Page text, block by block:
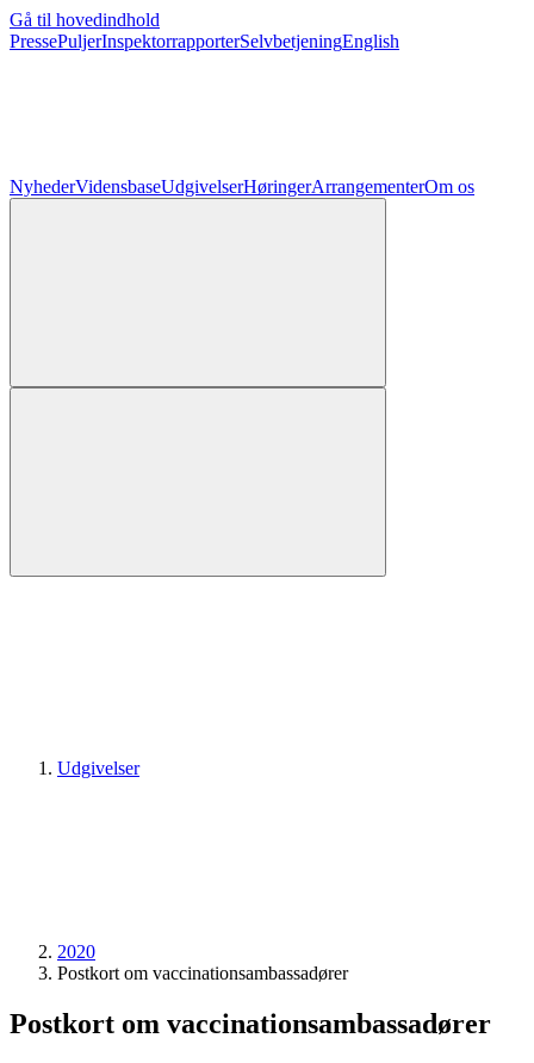
Gå til hovedindhold
PressePuljerInspektorrapporterSelvbetjeningEnglish
NyhederVidensbaseUdgivelserHøringerArrangementerOm os
Udgivelser
2020
Postkort om vaccinationsambassadører
Postkort om vaccinationsambassadører